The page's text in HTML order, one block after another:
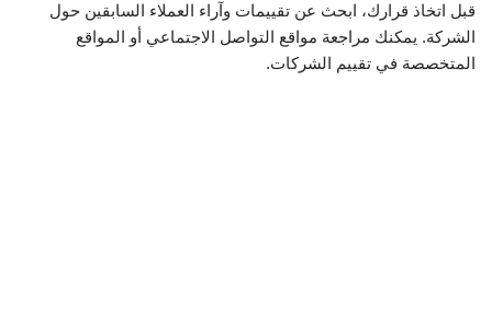
قبل اتخاذ قرارك، ابحث عن تقييمات وآراء العملاء السابقين حول
الشركة. يمكنك مراجعة مواقع التواصل الاجتماعي أو المواقع
المتخصصة في تقييم الشركات.